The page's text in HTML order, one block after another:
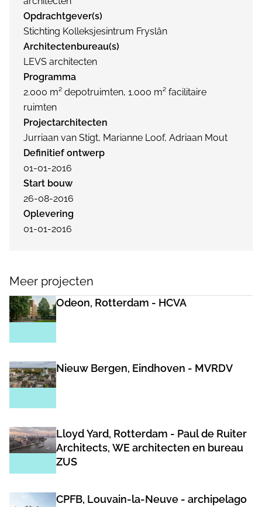
Opdrachtgever(s)
Stichting Kolleksjesintrum Fryslân
Architectenbureau(s)
LEVS architecten
Programma
2.000 m² depotruimten, 1.000 m² facilitaire
ruimten
Projectarchitecten
Jurriaan van Stigt, Marianne Loof, Adriaan Mout
Definitief ontwerp
01-01-2016
Start bouw
26-08-2016
Oplevering
01-01-2016
Meer projecten
Odeon, Rotterdam - HCVA
Nieuw Bergen, Eindhoven - MVRDV
Lloyd Yard, Rotterdam - Paul de Ruiter
Architects, WE architecten en bureau
ZUS
CPFB, Louvain-la-Neuve - archipelago